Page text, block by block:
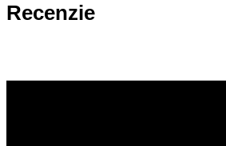
Recenzie